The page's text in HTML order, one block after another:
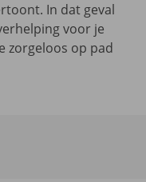
In dat geval
voor je
zorgeloos op pad